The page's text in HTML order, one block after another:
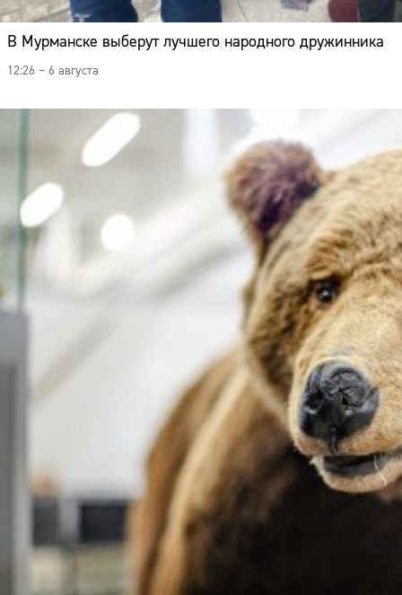
В Мурманске выберут лучшего народного дружинника
12:26 – 6 августа